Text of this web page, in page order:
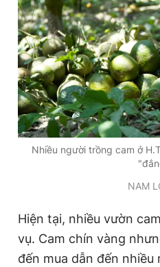
Nhiều người trồng cam ở
NAM
Hiện tại, nhiều vườn
vụ. Cam chín vàng
đến mua dẫn đến